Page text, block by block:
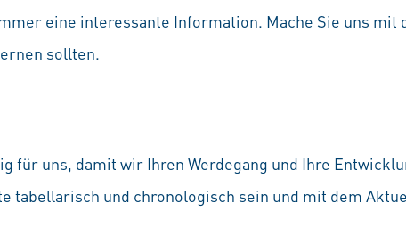
eine interessante Information. Mache Sie uns mit
sollten.
für uns, damit wir Ihren Werdegang und Ihre
tabellarisch und chronologisch sein und mit dem